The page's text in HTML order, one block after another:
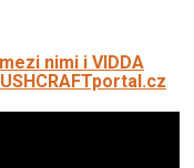
nimi i VIDDA